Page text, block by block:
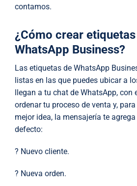
contamos.
¿Cómo crear
WhatsApp Business?
Las etiquetas de WhatsApp
listas en las que puedes ubicar a
llegan a tu chat de WhatsApp, con
ordenar tu proceso de venta y,
mejor idea, la mensajería te
defecto:
? Nuevo cliente.
? Nueva orden.